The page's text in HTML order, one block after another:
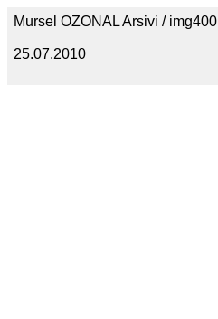
Mursel OZONAL Arsivi / img400
25.07.2010